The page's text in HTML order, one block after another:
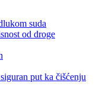
suda
od droge
put ka čišćenju